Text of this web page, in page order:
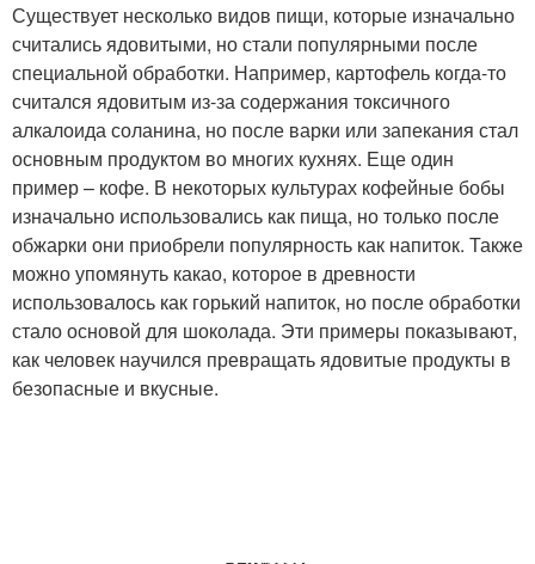
Существует несколько видов пищи, которые изначально
считались ядовитыми, но стали популярными после
специальной обработки. Например, картофель когда-то
считался ядовитым из-за содержания токсичного
алкалоида соланина, но после варки или запекания стал
основным продуктом во многих кухнях. Еще один
пример – кофе. В некоторых культурах кофейные бобы
изначально использовались как пища, но только после
обжарки они приобрели популярность как напиток. Также
можно упомянуть какао, которое в древности
использовалось как горький напиток, но после обработки
стало основой для шоколада. Эти примеры показывают,
как человек научился превращать ядовитые продукты в
безопасные и вкусные.